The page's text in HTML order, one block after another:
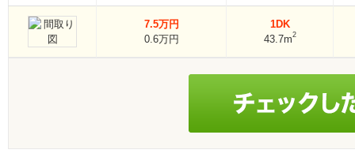
7.5万円
0.6万円
1DK
43.7m2